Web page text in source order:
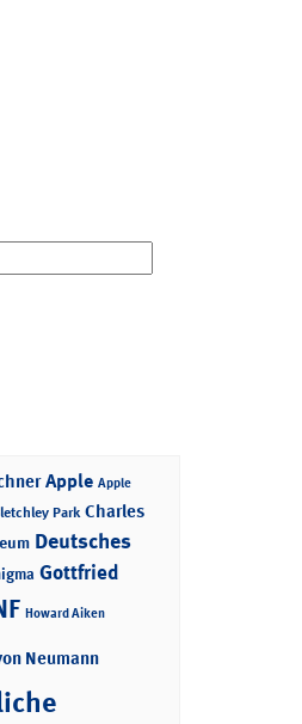
Apple Apple
Park Charles
Deutsches
Gottfried
Howard Aiken
Neumann